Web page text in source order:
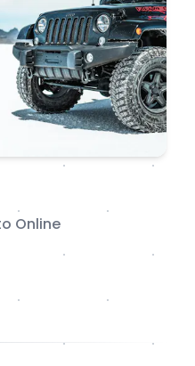
Online